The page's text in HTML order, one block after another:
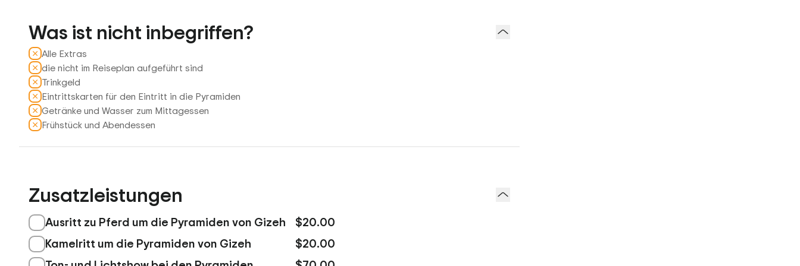
Was ist nicht inbegriffen?
Alle Extras
die nicht im Reiseplan aufgeführt sind
Trinkgeld
Eintrittskarten für den Eintritt in die Pyramiden
Getränke und Wasser zum Mittagessen
Frühstück und Abendessen
Zusatzleistungen
Ausritt zu Pferd um die Pyramiden von Gizeh
$20.00
Kamelritt um die Pyramiden von Gizeh
$20.00